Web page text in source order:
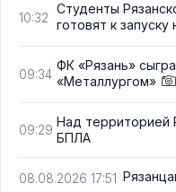
10:32
Студенты
готовят к запуску
09:34
ФК «Рязань»
«Металлургом»
09:29
Над территорией
БПЛА
08.08.2026 17:51